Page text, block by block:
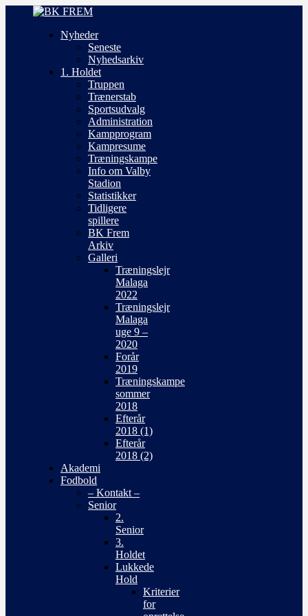
Nyheder
Seneste
Nyhedsarkiv
1. Holdet
Truppen
Trænerstab
Sportsudvalg
Administration
Kampprogram
Kampresume
Træningskampe
Info om Valby
Stadion
Statistikker
Tidligere
spillere
BK Frem
Arkiv
Galleri
Træningslejr
Malaga
2022
Træningslejr
Malaga
uge 9 –
2020
Forår
2019
Træningskampe
sommer
2018
Efterår
2018 (1)
Efterår
2018 (2)
Akademi
Fodbold
– Kontakt –
Senior
2.
Senior
3.
Holdet
Lukkede
Hold
Kriterier
for